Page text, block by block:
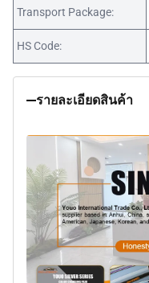
Transport Package:
HS Code:
รายละเอียดสินค้า